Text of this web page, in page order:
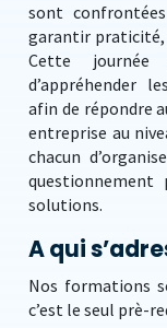
sont
garantir praticité,
Cette journée
d’appréhender
afin de répondre
entreprise au
chacun
solutions.
A qui
Nos formations
c’est le seul prè-